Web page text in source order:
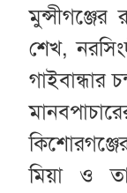
শেখ,
গাইবান্ধার
মিয়া ও